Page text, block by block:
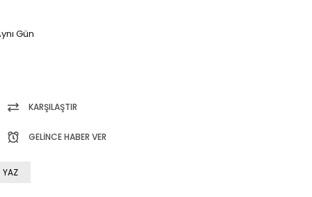
Gün
KARŞILAŞTIR
GELINCE HABER VER
YAZ